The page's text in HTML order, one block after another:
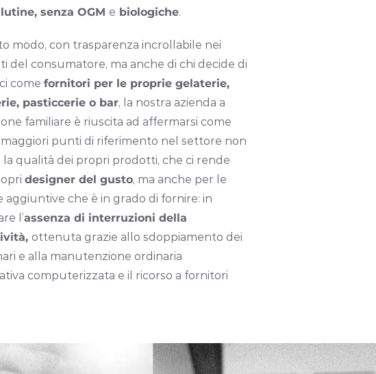
senza OGM e biologiche.
modo, con trasparenza incrollabile nei
del consumatore, ma anche di chi decide di
comefornitori per le proprie gelaterie,
pasticcerie o bar, la nostra azienda a
familiare è riuscita ad affermarsi come
punti di riferimento nel settore non
la qualità dei propri prodotti, che ci rende
designer del gusto, ma anche per le
aggiuntive che è in grado di fornire: in
l’assenza di interruzioni della
ottenuta grazie allo sdoppiamento dei
e alla manutenzione ordinaria
computerizzata e il ricorso a fornitori